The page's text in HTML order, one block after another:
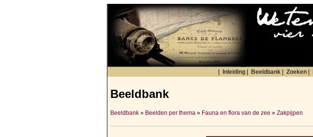
Inleiding Beeldbank Zoeken
Beeldbank
Beeldbank » Beelden per thema » Fauna en flora van de zee » Zakpijpen